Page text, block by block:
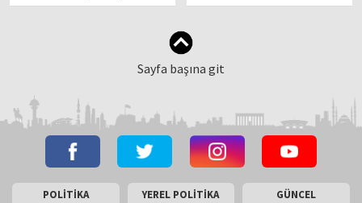
Sayfa başına git
POLİTİKA YEREL POLİTİKA GÜNCEL